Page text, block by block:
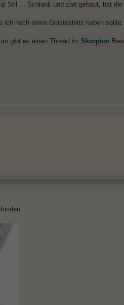
Stil ... Schlank und zart gebaut, hat
noch einen Geistesblitz haben sollte
gibt es einen Thread im Skorpion